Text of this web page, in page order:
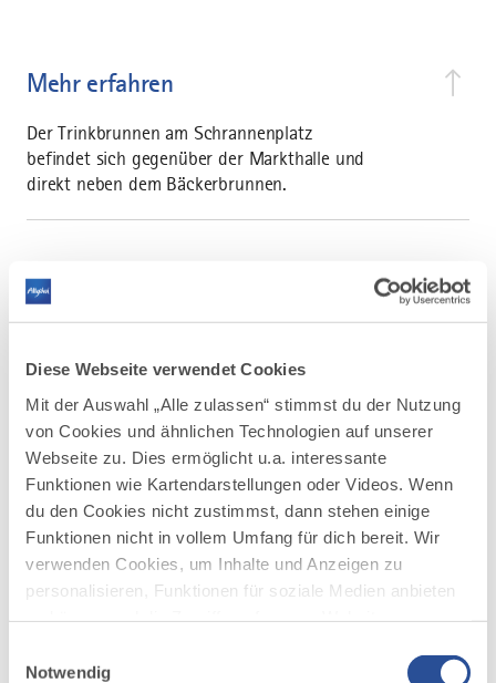
Diese Webseite verwendet Cookies
Mit der Auswahl „Alle zulassen“ stimmst du der Nutzung
von Cookies und ähnlichen Technologien auf unserer
Webseite zu. Dies ermöglicht u.a. interessante
Funktionen wie Kartendarstellungen oder Videos. Wenn
du den Cookies nicht zustimmst, dann stehen einige
Funktionen nicht in vollem Umfang für dich bereit. Wir
verwenden Cookies, um Inhalte und Anzeigen zu
personalisieren, Funktionen für soziale Medien anbieten
deiner Verwendung unserer Website an unsere Partner
Notwendig
Mehr erfahren
Der Trinkbrunnen am Schrannenplatz
befindet sich gegenüber der Markthalle und
direkt neben dem Bäckerbrunnen.